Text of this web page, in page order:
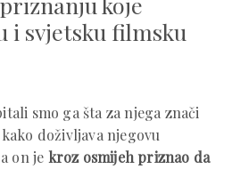
i svjetsku filmsku
smo ga šta za njega znači
doživljava njegovu
on je kroz osmijeh priznao da